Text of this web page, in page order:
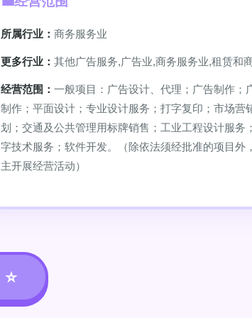
所属行业： 商务服务业
更多行业： 其他广告服务,广告业,商务服务业,租赁和
经营范围： 一般项目：广告设计、代理；广告制作；
制作；平面设计；专业设计服务；打字复印；市场营
划；交通及公共管理用标牌销售；工业工程设计服务
字技术服务；软件开发。（除依法须经批准的项目外
主开展经营活动）